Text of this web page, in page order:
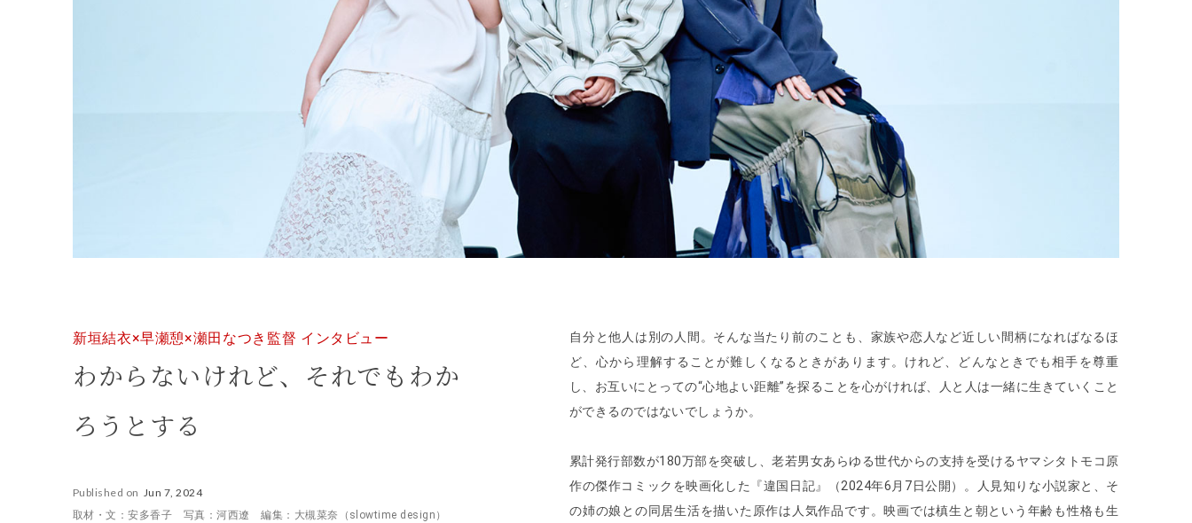
新垣結衣×早瀬憩×瀬田なつき監督 インタビュー
わからないけれど、それでもわか
ろうとする
Published on Jun 7, 2024
取材・文：安多香子 写真：河西遼 編集：大槻菜奈（slowtime design）
自分と他人は別の人間。そんな当たり前のことも、家族や恋人など近しい間柄になればなるほ
ど、心から理解することが難しくなるときがあります。けれど、どんなときでも相手を尊重
し、お互いにとっての“心地よい距離”を探ることを心がければ、人と人は一緒に生きていくこと
ができるのではないでしょうか。
累計発行部数が180万部を突破し、老若男女あらゆる世代からの支持を受けるヤマシタトモコ原
作の傑作コミックを映画化した『違国日記』（2024年6月7日公開）。人見知りな小説家と、そ
の姉の娘との同居生活を描いた原作は人気作品です。映画では槙生と朝という年齢も性格も生